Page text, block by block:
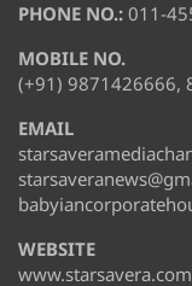
PHONE NO.: 011-
MOBILE NO.
(+91) 9871426666,
EMAIL
WEBSITE
www.starsavera.com